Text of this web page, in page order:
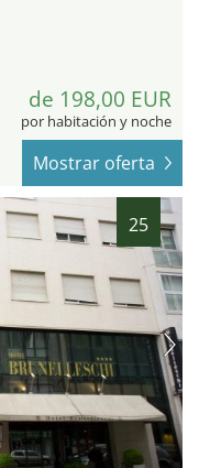
de 198,00 EUR
por habitación y noche
Mostrar oferta
25